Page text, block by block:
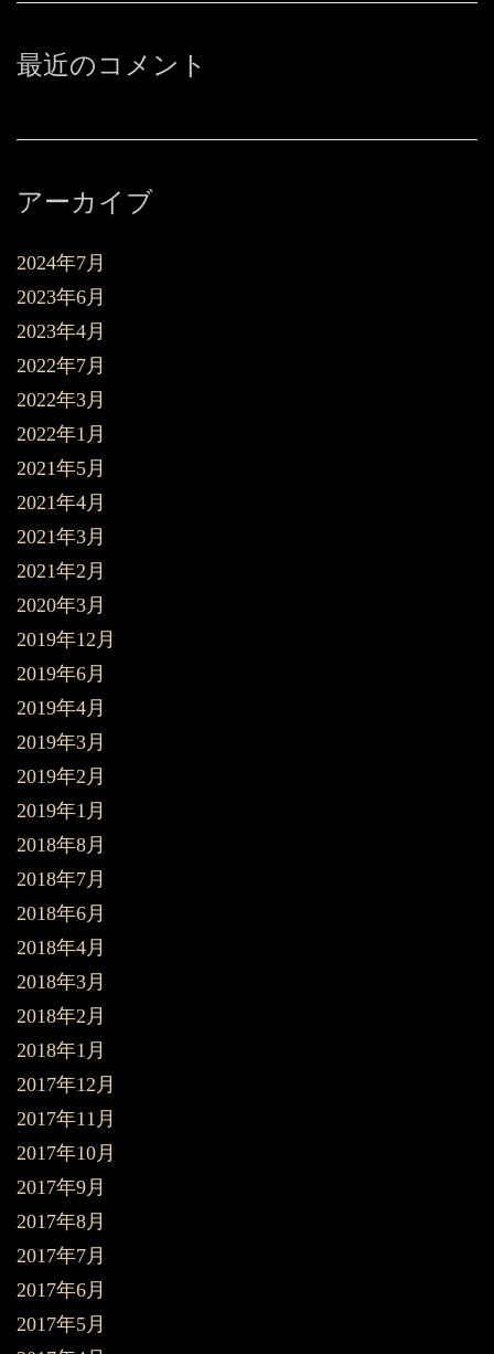
最近のコメント
アーカイブ
2024年7月
2023年6月
2023年4月
2022年7月
2022年3月
2022年1月
2021年5月
2021年4月
2021年3月
2021年2月
2020年3月
2019年12月
2019年6月
2019年4月
2019年3月
2019年2月
2019年1月
2018年8月
2018年7月
2018年6月
2018年4月
2018年3月
2018年2月
2018年1月
2017年12月
2017年11月
2017年10月
2017年9月
2017年8月
2017年7月
2017年6月
2017年5月